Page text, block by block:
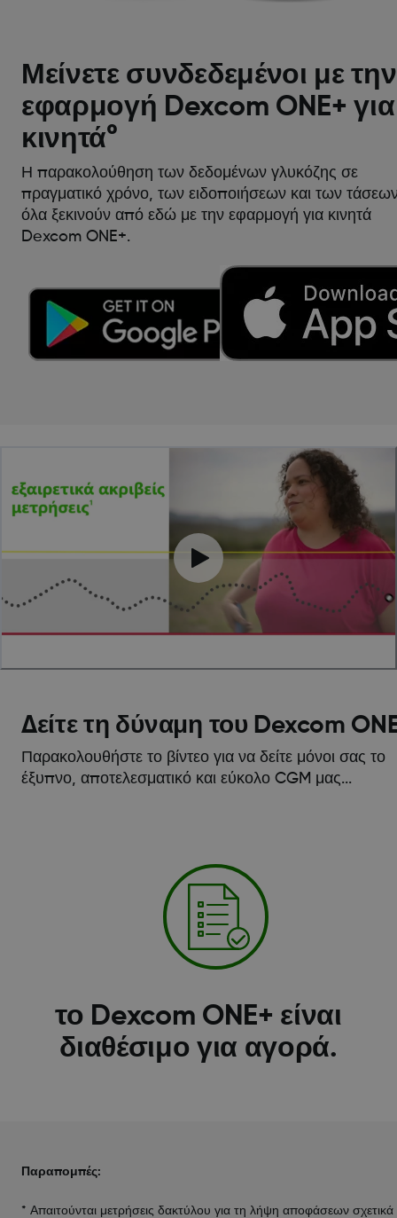
Μείνετε συνδεδεμένοι με την
εφαρμογή Dexcom ONE+ για
κινητά°
Η παρακολούθηση των δεδομένων γλυκόζης σε
πραγματικό χρόνο, των ειδοποιήσεων και των
όλα ξεκινούν από εδώ με την εφαρμογή για κινητά
Dexcom ONE+.
Δείτε τη δύναμη του Dexcom
Παρακολουθήστε το βίντεο για να δείτε μόνοι σας το
έξυπνο, αποτελεσματικό και εύκολο CGM μας...
το Dexcom ONE+ είναι
διαθέσιμο για αγορά.
Παραπομπές:
* Απαιτούνται μετρήσεις δακτύλου για τη λήψη αποφάσεων σχετικά